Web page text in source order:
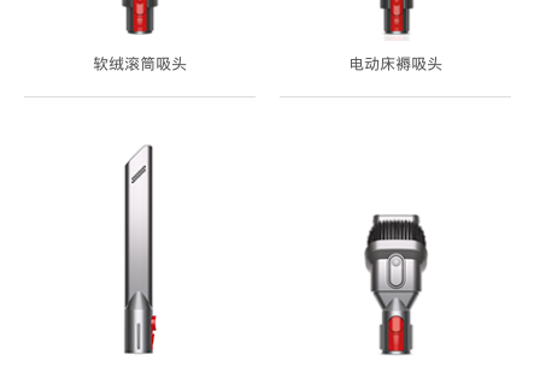
软绒滚筒吸头 电动床褥吸头